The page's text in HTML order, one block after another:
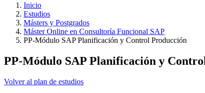
Inicio
Estudios
Másters y Postgrados
Máster Online en Consultoría Funcional SAP
PP-Módulo SAP Planificación y Control Producción
PP-Módulo SAP Planificación y
Volver al plan de estudios